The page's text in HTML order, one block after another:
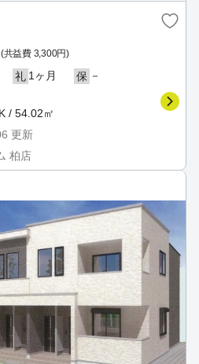
(共益費 3,300円)
礼 1ヶ月 保 －
/ 54.02㎡
更新
柏店